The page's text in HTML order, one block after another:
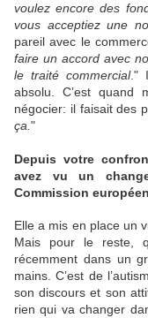
voulez encore des
vous acceptiez une
pareil avec le
faire un accord avec
le traité commercial."
absolu. C’est quand
négocier: il faisait des
ça. "
Depuis votre
avez vu un
Commission
Elle a mis en place un
Mais pour le reste,
récemment dans un
mains. C’est de
son discours et son
rien qui va changer